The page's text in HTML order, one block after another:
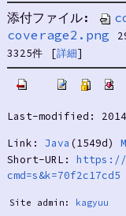
添付ファイル:
coverage2.png
3325件 [詳細]
Last-modified:
Link: Java (1549d)
Short-URL: https://
cmd=s&k=70f2c17cd5
Site admin:
kagyuu